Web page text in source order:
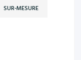
SUR-MESURE